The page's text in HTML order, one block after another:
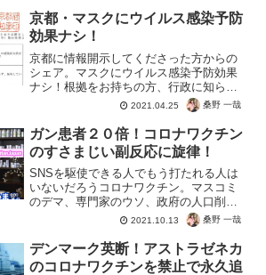
ることで、乳がん治療への応用...
京都・マスクにウイルス感染予防
効果ナシ！
京都に情報開示してくださった方からの
シェア。マスクにウイルス感染予防効果
ナシ！根拠をお持ちの方、行政に知らせ
てあげてはいかがでしょう？行政が今強
を示せれば、マスク反対なんて人はいな
くなりますよ。変異株まででてきた新型
コロナウイルス。正しい情...
2021.04.25 桑野 一哉
ガン患者２０倍！コロナワクチン
のすさまじい副反応に旋律！
SNSを駆使できる人でもう打たれる人は
いないだろうコロナワクチン。マスコミ
のデマ、専門家のウソ、政府の人口削減
計画とブービートラップがてんこ盛り。
不幸を避けなかったらこうなる！副反応
でのガン患者急増のニュース。もちろん
副反応は契約上で認めら...
2021.10.13 桑野 一哉
デンマーク英断！アストラゼネカ
のコロナワクチンを禁止で永久追